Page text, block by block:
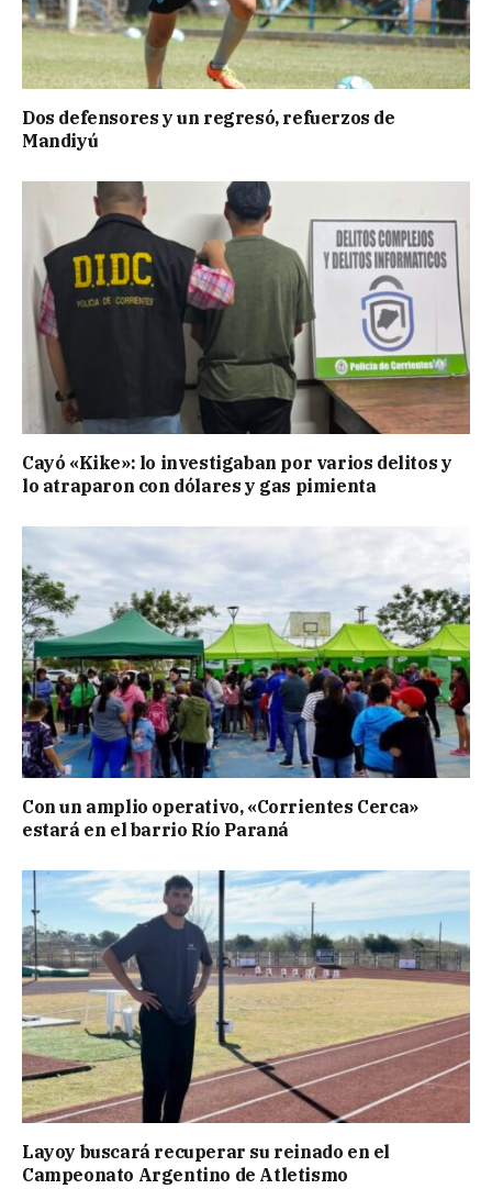
Dos defensores y un regresó, refuerzos de
Mandiyú
Cayó «Kike»: lo investigaban por varios delitos y
lo atraparon con dólares y gas pimienta
Con un amplio operativo, «Corrientes Cerca»
estará en el barrio Río Paraná
Layoy buscará recuperar su reinado en el
Campeonato Argentino de Atletismo